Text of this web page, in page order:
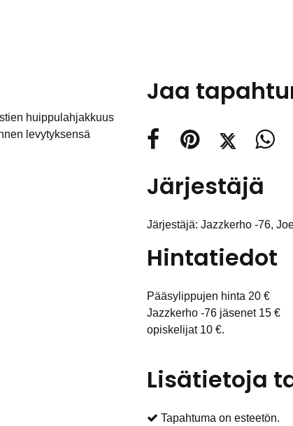
huippulahjakkuus
levytyksensä
Jaa
Järjestäjä
Järjestäjä: Jazzkerho -76,
Hintatiedot
Pääsylippujen hinta 20 €
Jazzkerho -76 jäsenet 15 €
opiskelijat 10 €.
Lisätietoja
Tapahtuma on esteetön.